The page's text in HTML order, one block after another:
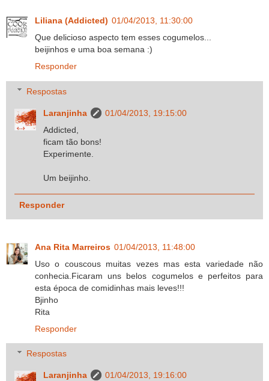
Liliana (Addicted) 01/04/2013, 11:30:00
Que delicioso aspecto tem esses cogumelos...
beijinhos e uma boa semana :)
Responder
Respostas
Laranjinha
01/04/2013, 19:15:00
Addicted,
ficam tão bons!
Experimente.
Um beijinho.
Responder
Ana Rita Marreiros 01/04/2013, 11:48:00
Uso o couscous muitas vezes mas esta variedade não
conhecia.Ficaram uns belos cogumelos e perfeitos para
esta época de comidinhas mais leves!!!
Bjinho
Rita
Responder
Respostas
Laranjinha
01/04/2013, 19:16:00